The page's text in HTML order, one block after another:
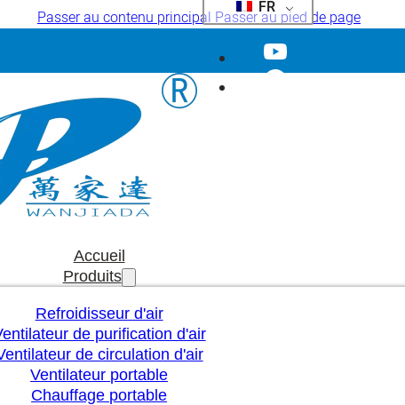
Passer au contenu principalPasser au pied de page
FR
Accueil
Produits
Refroidisseur d'air
de purification d'air
de circulation d'air
Ventilateur portable
Chauffage portable